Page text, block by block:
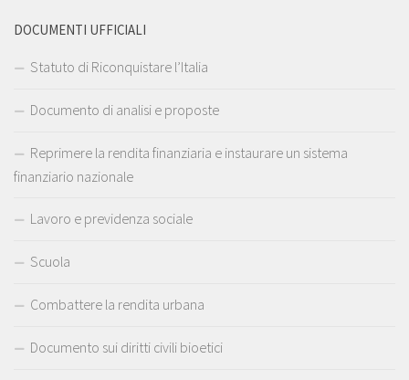
DOCUMENTI UFFICIALI
Statuto di Riconquistare l’Italia
Documento di analisi e proposte
Reprimere la rendita finanziaria e instaurare un sistema
finanziario nazionale
Lavoro e previdenza sociale
Scuola
Combattere la rendita urbana
Documento sui diritti civili bioetici